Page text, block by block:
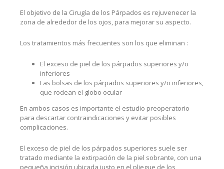
El objetivo de la Cirugía de los Párpados es rejuvenecer la
zona de alrededor de los ojos, para mejorar su aspecto.
Los tratamientos más frecuentes son los que eliminan :
El exceso de piel de los párpados superiores y/o
inferiores
Las bolsas de los párpados superiores y/o inferiores,
que rodean el globo ocular
En ambos casos es importante el estudio preoperatorio
para descartar contraindicaciones y evitar posibles
complicaciones.
El exceso de piel de los párpados superiores suele ser
tratado mediante la extirpación de la piel sobrante, con una
pequeña incisión ubicada justo en el pliegue de los